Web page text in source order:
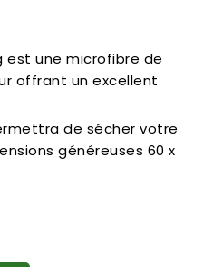
est une microfibre de
offrant un excellent
de sécher votre
généreuses 60 x